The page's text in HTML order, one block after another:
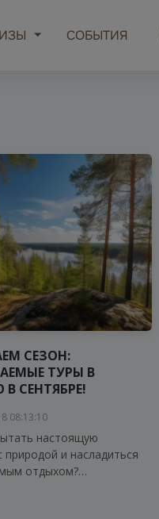
СОБЫТИЯ
СЕЗОН:
ТУРЫ В
СЕНТЯБРЕ!
08:13:10
настоящую
природой и насладиться
отдыхом?